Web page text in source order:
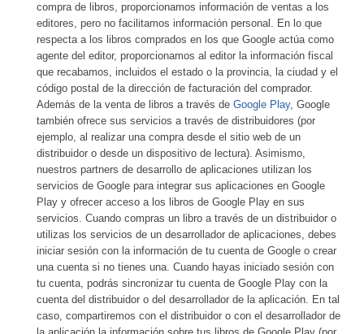
compra de libros, proporcionamos información de ventas a los
editores, pero no facilitamos información personal. En lo que
respecta a los libros comprados en los que Google actúa como
agente del editor, proporcionamos al editor la información fiscal
que recabamos, incluidos el estado o la provincia, la ciudad y el
código postal de la dirección de facturación del comprador.
Además de la venta de libros a través de Google Play, Google
también ofrece sus servicios a través de distribuidores (por
ejemplo, al realizar una compra desde el sitio web de un
distribuidor o desde un dispositivo de lectura). Asimismo,
nuestros partners de desarrollo de aplicaciones utilizan los
servicios de Google para integrar sus aplicaciones en Google
Play y ofrecer acceso a los libros de Google Play en sus
servicios. Cuando compras un libro a través de un distribuidor o
utilizas los servicios de un desarrollador de aplicaciones, debes
iniciar sesión con la información de tu cuenta de Google o crear
una cuenta si no tienes una. Cuando hayas iniciado sesión con
tu cuenta, podrás sincronizar tu cuenta de Google Play con la
cuenta del distribuidor o del desarrollador de la aplicación. En tal
caso, compartiremos con el distribuidor o con el desarrollador de